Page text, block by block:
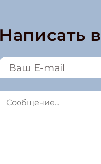
Написать